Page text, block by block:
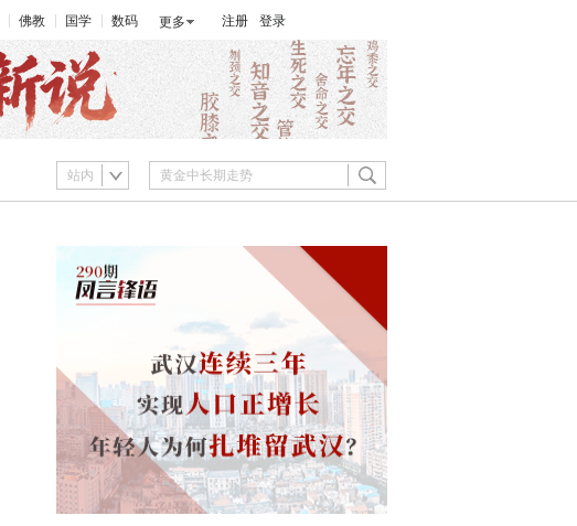
佛教 国学 数码 更多 注册 登录
站内